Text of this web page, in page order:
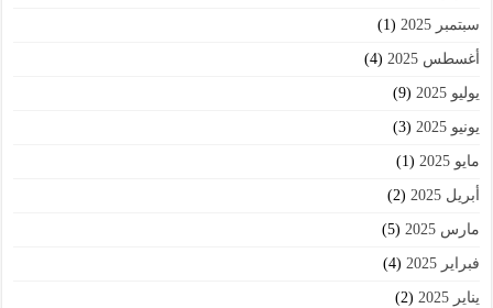
سبتمبر 2025 (1)
أغسطس 2025 (4)
يوليو 2025 (9)
يونيو 2025 (3)
مايو 2025 (1)
أبريل 2025 (2)
مارس 2025 (5)
فبراير 2025 (4)
يناير 2025 (2)